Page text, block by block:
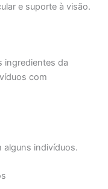
e suporte à visão.
ingredientes da
com
alguns indivíduos.